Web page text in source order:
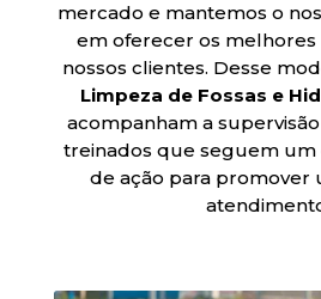
mercado e mantemos o
em oferecer os melhores
nossos clientes. Desse
Limpeza de Fossas e
acompanham a
treinados que seguem
de ação para promover